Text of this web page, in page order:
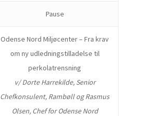
Pause
Odense Nord Miljøcenter – Fra krav
om ny udledningstilladelse til
perkolatrensning
v/ Dorte Harrekilde, Senior
Chefkonsulent, Rambøll og Rasmus
Olsen, Chef for Odense Nord